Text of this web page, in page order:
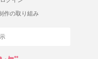
作の取り組み